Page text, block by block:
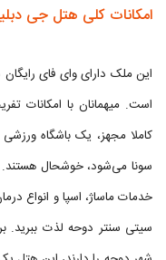
امکانات کلی هتل جی
این ملک دارای وای فای
کاملا مجهز، یک باشگاه
سونا می‌شود، خوشحال هستند.
خدمات ماساژ، اسپا و انواع
سیتی سنتر دوحه لذت ببرید.